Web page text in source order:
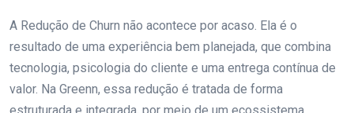
A Redução de Churn não acontece por acaso. Ela é o
resultado de uma experiência bem planejada, que combina
tecnologia, psicologia do cliente e uma entrega contínua de
valor. Na Greenn, essa redução é tratada de forma